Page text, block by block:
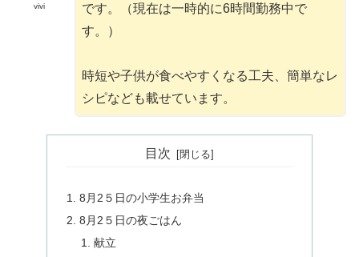
vivi
です。（現在は一時的に6時間勤務中で
す。）
時短や子供が食べやすくなる工夫、簡単なレ
シピなども載せています。
目次
8月2５日の小学生お弁当
8月2５日の夜ごはん
献立